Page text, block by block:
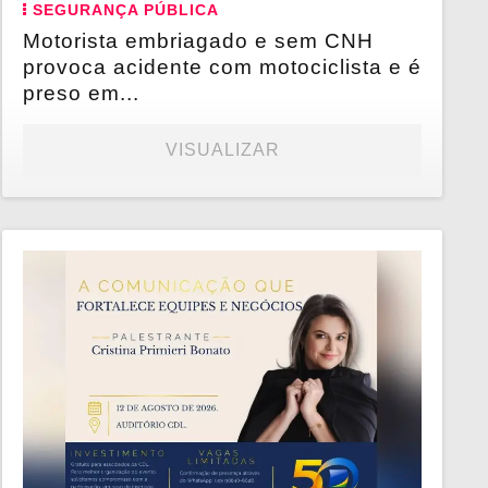
SEGURANÇA PÚBLICA
Motorista embriagado e sem CNH
provoca acidente com motociclista e é
preso em...
VISUALIZAR